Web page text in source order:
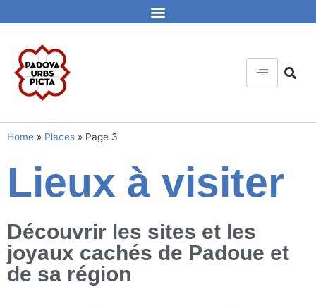
Home » Places » Page 3
Lieux à visiter
Découvrir les sites et les
joyaux cachés de Padoue et
de sa région